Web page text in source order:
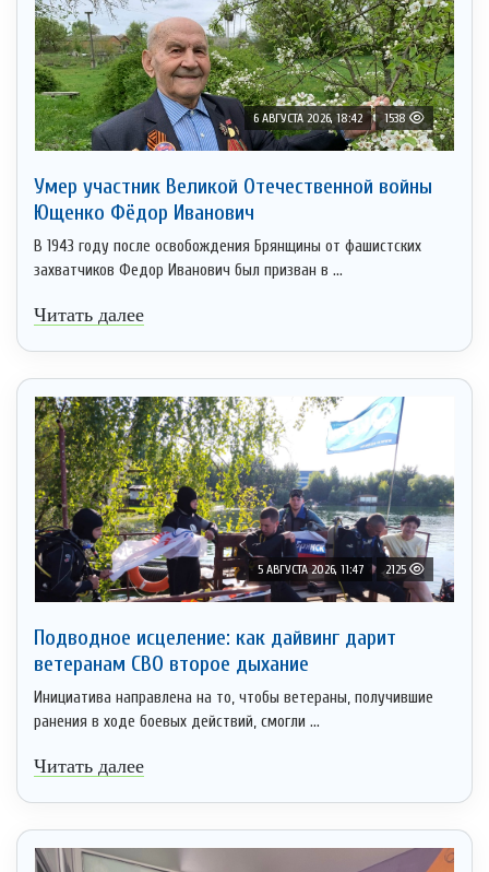
6 АВГУСТА 2026, 18:42 1538
Умер участник Великой Отечественной войны
Ющенко Фёдор Иванович
В 1943 году после освобождения Брянщины от фашистских
захватчиков Федор Иванович был призван в ...
Читать далее
5 АВГУСТА 2026, 11:47 2125
Подводное исцеление: как дайвинг дарит
ветеранам СВО второе дыхание
Инициатива направлена на то, чтобы ветераны, получившие
ранения в ходе боевых действий, смогли ...
Читать далее